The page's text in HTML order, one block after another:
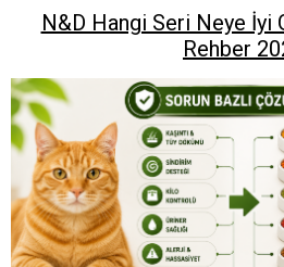
N&D Hangi Seri Neye İyi
Rehber